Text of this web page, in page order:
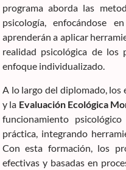
programa aborda las
psicología, enfocándose
aprenderán a aplicar
realidad psicológica de los
enfoque individualizado.
A lo largo del diplomado, los
y la Evaluación Ecológica
funcionamiento
práctica, integrando
Con esta formación, los
efectivas y basadas en